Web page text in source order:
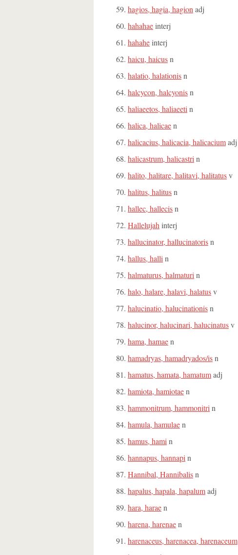
hagios, hagia, hagion adj
hahahaeinterj
hahaheinterj
haicu, haicusn
halatio, halationisn
halcycon, halcyonisn
haliaeetos, haliaeeti n
halica, halicaen
halicacius, halicacia, halicaciumadj
halicastrum, halicastri n
halito, halitare, halitavi, halitatusv
halitus, halitusn
hallec, hallecisn
Hallelujah interj
hallucinator, hallucinatorisn
hallus, halli n
halmaturus, halmaturi n
halo, halare, halavi, halatusv
halucinatio, halucinationisn
halucinor, halucinari, halucinatusv
hama, hamaen
hamadryas, hamadryados/isn
hamatus, hamata, hamatumadj
hamiota, hamiotaen
hammonitrum, hammonitri n
hamula, hamulaen
hamus, hami n
hannapus, hannapi n
Hannibal, Hannibalisn
hapalus, hapala, hapalumadj
hara, haraen
harena, harenaen
harenaceus, harenacea, harenaceum